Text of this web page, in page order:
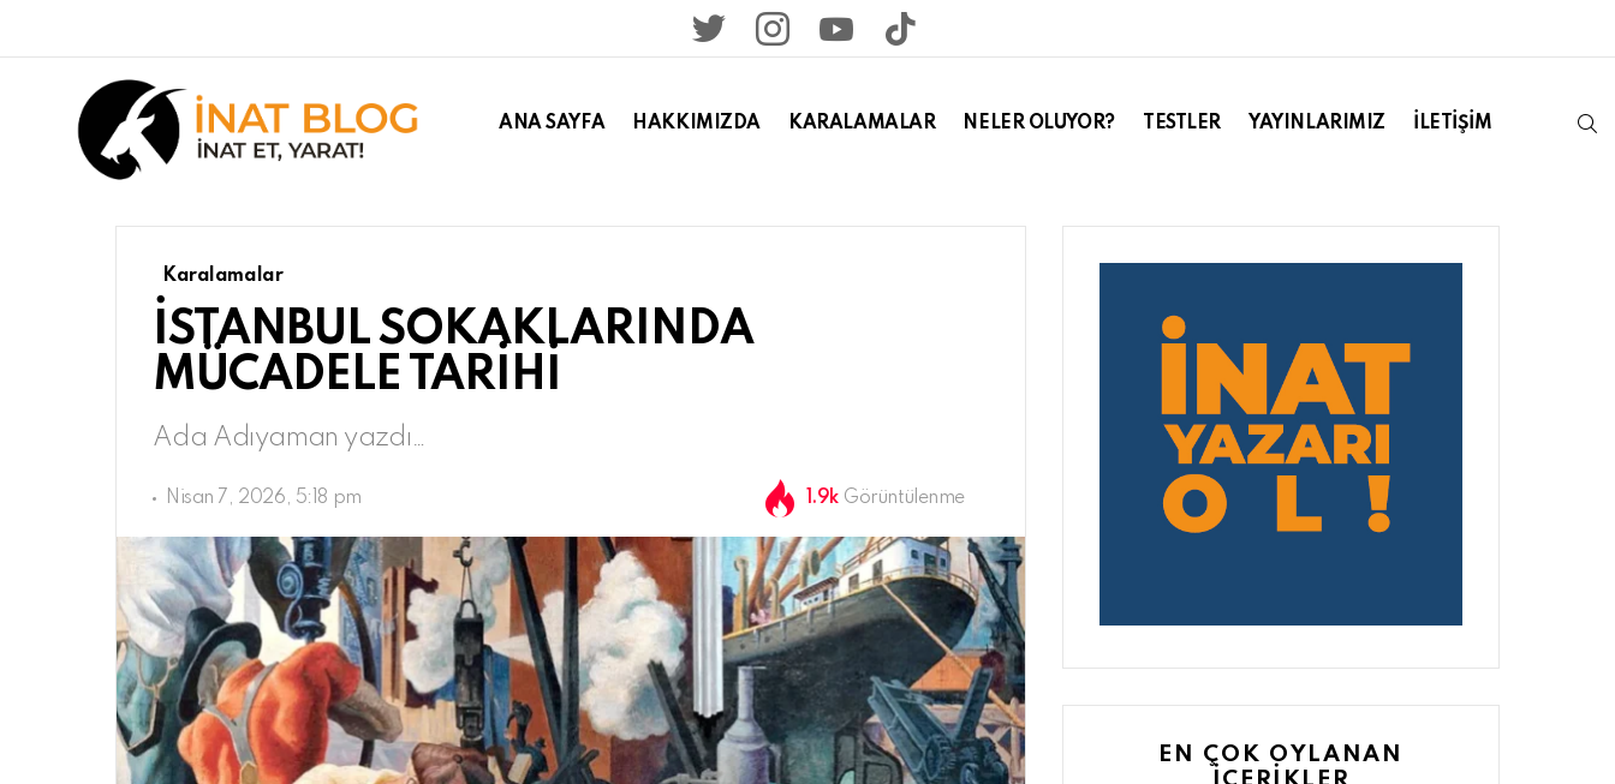
ANA SAYFA HAKKIMIZDA KARALAMALAR NELER OLUYOR? TESTLER YAYINLARIMIZ İLETIŞIM
Karalamalar
İSTANBUL SOKAKLARINDA
MÜCADELE TARİHİ
Ada Adıyaman yazdı…
Nisan 7, 2026, 5:18 pm 1.9k Görüntülenme
EN ÇOK OYLANAN